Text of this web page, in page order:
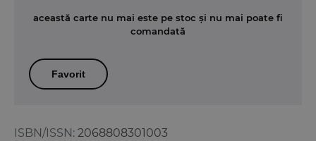
ISBN/ISSN: 2068808301003
această carte nu mai este pe stoc și nu mai poate fi
comandată
Favorit